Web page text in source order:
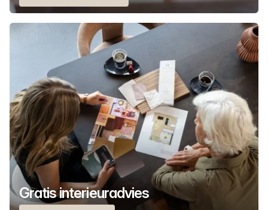
Gratis interieuradvies